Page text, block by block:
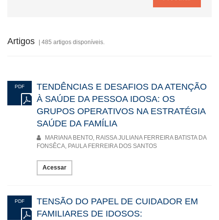
Artigos | 485 artigos disponíveis.
PDF
TENDÊNCIAS E DESAFIOS DA ATENÇÃO
À SAÚDE DA PESSOA IDOSA: OS
GRUPOS OPERATIVOS NA ESTRATÉGIA
SAÚDE DA FAMÍLIA
MARIANA BENTO, RAISSA JULIANA FERREIRA BATISTA DA
FONSÊCA, PAULA FERREIRA DOS SANTOS
Acessar
PDF
TENSÃO DO PAPEL DE CUIDADOR EM
FAMILIARES DE IDOSOS: